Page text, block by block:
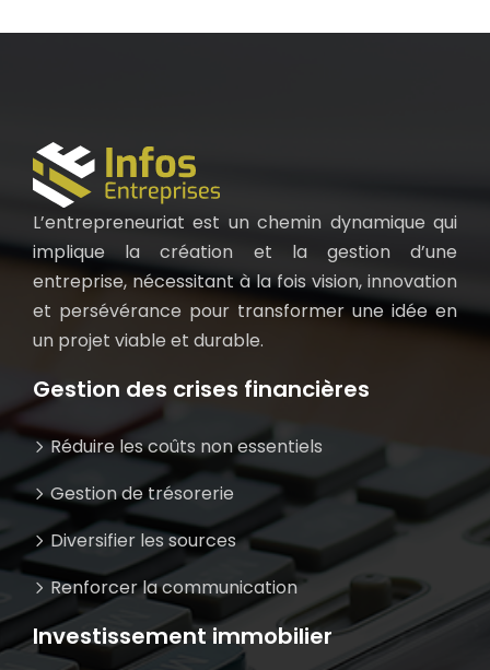
L’entrepreneuriat est un chemin dynamique qui
implique la création et la gestion d’une
entreprise, nécessitant à la fois vision, innovation
et persévérance pour transformer une idée en
un projet viable et durable.
Gestion des crises financières
Réduire les coûts non essentiels
Gestion de trésorerie
Diversifier les sources
Renforcer la communication
Investissement immobilier